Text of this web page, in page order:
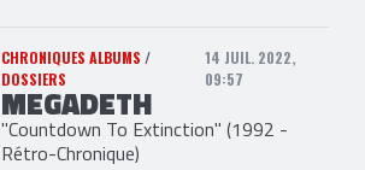
CHRONIQUES ALBUMS /
DOSSIERS
14 JUIL. 2022,
09:57
MEGADETH
"Countdown To Extinction" (1992 -
Rétro-Chronique)